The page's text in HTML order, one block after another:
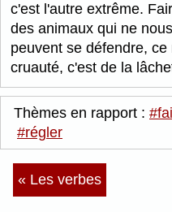
c'est l'autre extrême.
des animaux qui ne
peuvent se défendre,
cruauté, c'est de la
Thèmes en rapport :
#régler
« Les verbes